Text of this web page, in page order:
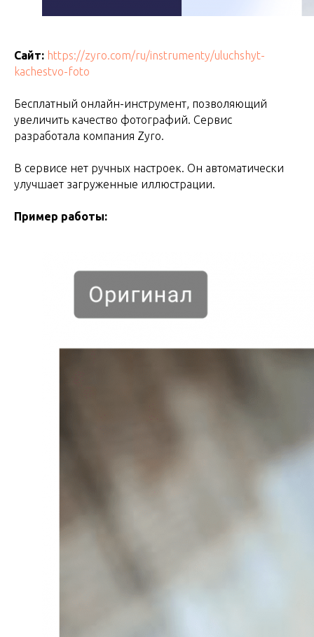
Сайт: https://zyro.com/ru/instrumenty/uluchshyt-
kachestvo-foto
Бесплатный онлайн-инструмент, позволяющий
увеличить качество фотографий. Сервис
разработала компания Zyro.
В сервисе нет ручных настроек. Он автоматически
улучшает загруженные иллюстрации.
Пример работы: